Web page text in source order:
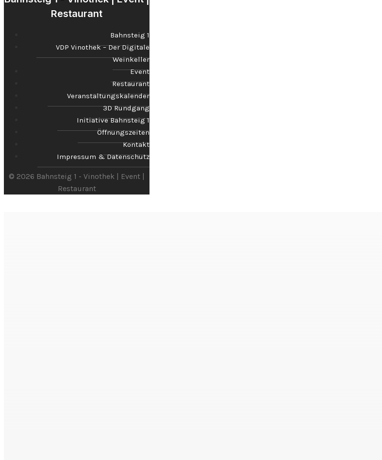
Restaurant
Bahnsteig 1
VDP Vinothek – Der Digitale
Weinkeller
Event
Restaurant
Veranstaltungskalender
3D Rundgang
Initiative Bahnsteig 1
Öffnungszeiten
Kontakt
Impressum & Datenschutz
© 2026 Bahnsteig 1 - Vinothek | Event |
Restaurant